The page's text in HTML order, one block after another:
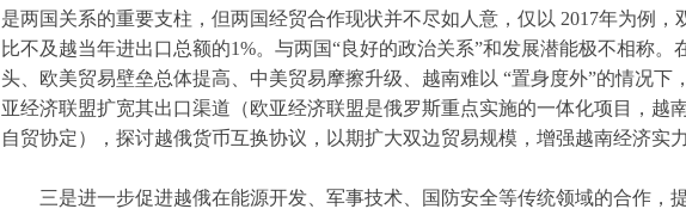
是两国关系的重要支柱，但两国经贸合作现状并不尽如人意，仅以 2017年为例，
比不及越当年进出口总额的1%。与两国“良好的政治关系”和发展潜能极不相称。
头、欧美贸易壁垒总体提高、中美贸易摩擦升级、越南难以 “置身度外”的情况下
亚经济联盟扩宽其出口渠道（欧亚经济联盟是俄罗斯重点实施的一体化项目，越
自贸协定），探讨越俄货币互换协议，以期扩大双边贸易规模，增强越南经济实力
三是进一步促进越俄在能源开发、军事技术、国防安全等传统领域的合作，